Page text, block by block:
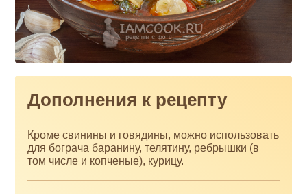
Дополнения к рецепту
Кроме свинины и говядины, можно использовать
для бограча баранину, телятину, ребрышки (в
том числе и копченые), курицу.